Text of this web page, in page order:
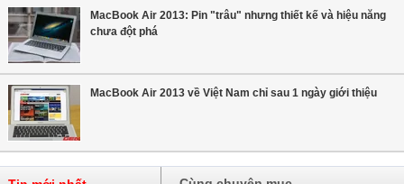
MacBook Air 2013: Pin "trâu" nhưng thiết kế và hiệu năng
chưa đột phá
MacBook Air 2013 về Việt Nam chỉ sau 1 ngày giới thiệu